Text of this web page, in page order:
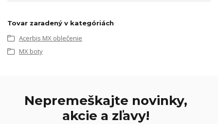
Tovar zaradený v kategóriách
Acerbis MX oblečenie
MX boty
Nepremeškajte novinky,
akcie a zľavy!